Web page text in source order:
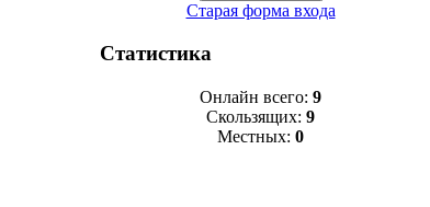
Старая форма входа
Статистика
Онлайн всего: 9
Скользящих: 9
Местных: 0